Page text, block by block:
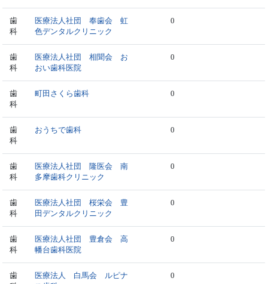
歯
科
医療法人社団 奉歯会 虹
色デンタルクリニック
0
歯
科
医療法人社団 相聞会 お
おい歯科医院
0
歯
科
町田さくら歯科 0
歯
科
おうちで歯科 0
歯
科
医療法人社団 隆医会 南
多摩歯科クリニック
0
歯
科
医療法人社団 桜栄会 豊
田デンタルクリニック
0
歯
科
医療法人社団 豊倉会 高
幡台歯科医院
0
歯
医療法人 白馬会 ルピナ
0